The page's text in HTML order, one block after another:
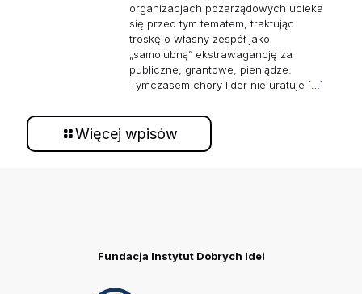
organizacjach pozarządowych ucieka
się przed tym tematem, traktując
troskę o własny zespół jako
„samolubną” ekstrawagancję za
publiczne, grantowe, pieniądze.
Tymczasem chory lider nie uratuje […]
Więcej wpisów
Fundacja Instytut Dobrych Idei